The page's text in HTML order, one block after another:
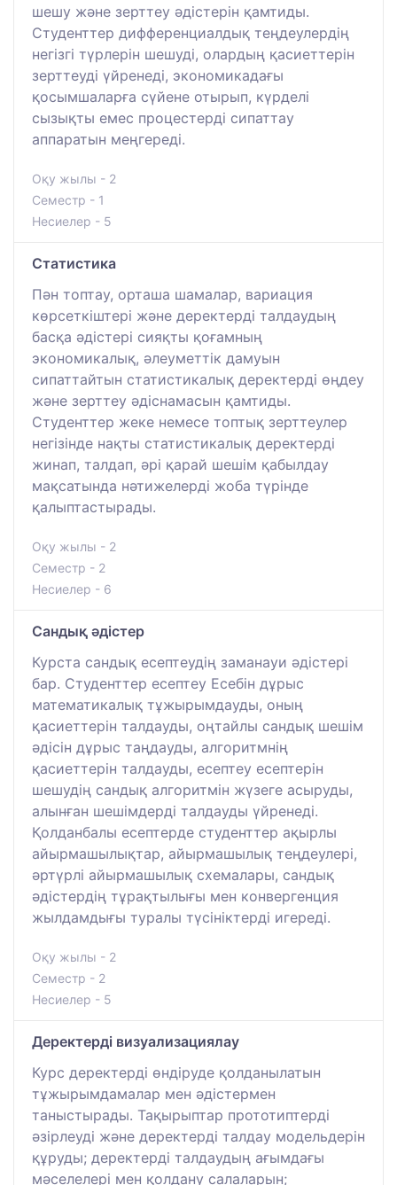
шешу және зерттеу әдістерін қамтиды.
Студенттер дифференциалдық теңдеулердің
негізгі түрлерін шешуді, олардың қасиеттерін
зерттеуді үйренеді, экономикадағы
қосымшаларға сүйене отырып, күрделі
сызықты емес процестерді сипаттау
аппаратын меңгереді.
Оқу жылы - 2
Семестр - 1
Несиелер - 5
Статистика
Пән топтау, орташа шамалар, вариация
көрсеткіштері және деректерді талдаудың
басқа әдістері сияқты қоғамның
экономикалық, әлеуметтік дамуын
сипаттайтын статистикалық деректерді өңдеу
және зерттеу әдіснамасын қамтиды.
Студенттер жеке немесе топтық зерттеулер
негізінде нақты статистикалық деректерді
жинап, талдап, әрі қарай шешім қабылдау
мақсатында нәтижелерді жоба түрінде
қалыптастырады.
Оқу жылы - 2
Семестр - 2
Несиелер - 6
Сандық әдістер
Курста сандық есептеудің заманауи әдістері
бар. Студенттер есептеу Есебін дұрыс
математикалық тұжырымдауды, оның
қасиеттерін талдауды, оңтайлы сандық шешім
әдісін дұрыс таңдауды, алгоритмнің
қасиеттерін талдауды, есептеу есептерін
шешудің сандық алгоритмін жүзеге асыруды,
алынған шешімдерді талдауды үйренеді.
Қолданбалы есептерде студенттер ақырлы
айырмашылықтар, айырмашылық теңдеулері,
әртүрлі айырмашылық схемалары, сандық
әдістердің тұрақтылығы мен конвергенция
жылдамдығы туралы түсініктерді игереді.
Оқу жылы - 2
Семестр - 2
Несиелер - 5
Деректерді визуализациялау
Курс деректерді өндіруде қолданылатын
тұжырымдамалар мен әдістермен
таныстырады. Тақырыптар прототиптерді
әзірлеуді және деректерді талдау модельдерін
құруды; деректерді талдаудың ағымдағы
мәселелері мен қолдану салаларын;